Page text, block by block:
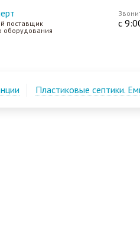
поставщик
оборудования
с
Пластиковые септики.